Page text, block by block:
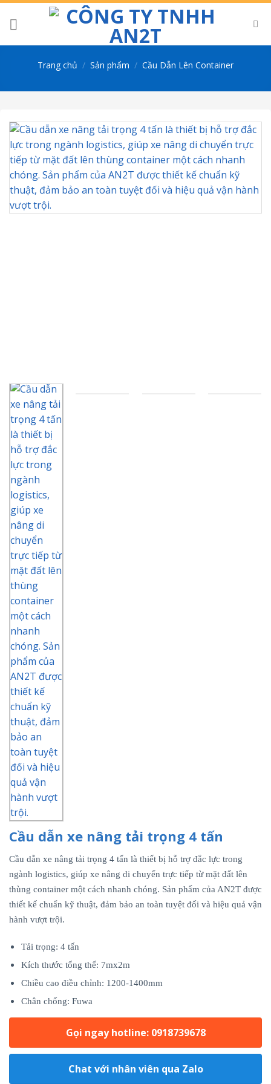
Skip
Trang chủ / Sản phẩm / Cầu Dẫn Lên Container
Cầu dẫn xe nâng tải trọng 4 tấn
Cầu dẫn xe nâng tải trọng 4 tấn là thiết bị hỗ trợ đắc lực trong
ngành logistics, giúp xe nâng di chuyển trực tiếp từ mặt đất lên
thùng container một cách nhanh chóng. Sản phẩm của AN2T được
thiết kế chuẩn kỹ thuật, đảm bảo an toàn tuyệt đối và hiệu quả vận
hành vượt trội.
Tải trọng: 4 tấn
Kích thước tổng thể: 7mx2m
Chiều cao điều chỉnh: 1200-1400mm
Chân chống: Fuwa
Gọi ngay hotline: 0918739678
Chat với nhân viên qua Zalo